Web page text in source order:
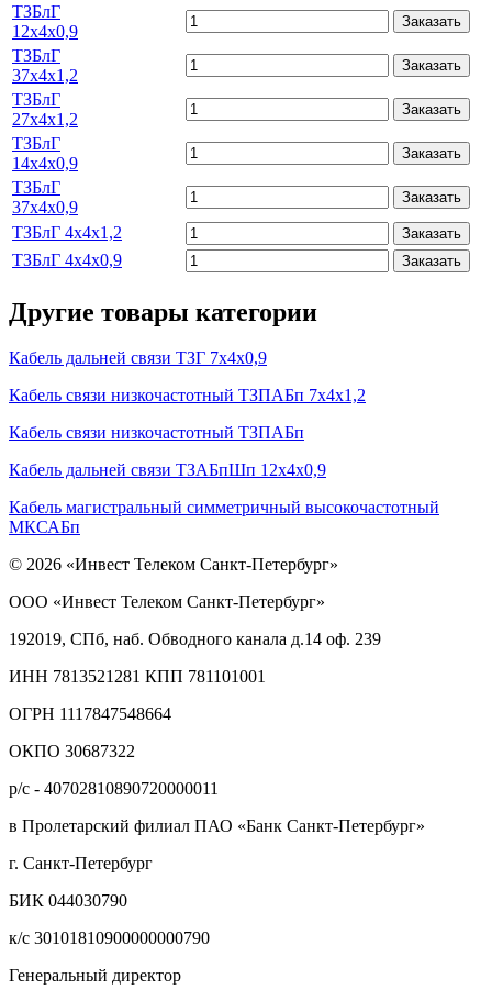
ТЗБлГ
12х4х0,9
Заказать
ТЗБлГ
37х4х1,2
Заказать
ТЗБлГ
27х4х1,2
Заказать
ТЗБлГ
14х4х0,9
Заказать
ТЗБлГ
37х4х0,9
Заказать
ТЗБлГ 4х4х1,2 Заказать
ТЗБлГ 4х4х0,9 Заказать
Другие товары категории
Кабель дальней связи ТЗГ 7х4х0,9
Кабель связи низкочастотный ТЗПАБп 7х4х1,2
Кабель связи низкочастотный ТЗПАБп
Кабель дальней связи ТЗАБпШп 12х4х0,9
Кабель магистральный симметричный высокочастотный
МКСАБп
© 2026 «Инвест Телеком Санкт-Петербург»
ООО «Инвест Телеком Санкт-Петербург»
192019, СПб, наб. Обводного канала д.14 оф. 239
ИНН 7813521281 КПП 781101001
ОГРН 1117847548664
ОКПО 30687322
р/с - 40702810890720000011
в Пролетарский филиал ПАО «Банк Санкт-Петербург»
г. Санкт-Петербург
БИК 044030790
к/с 30101810900000000790
Генеральный директор